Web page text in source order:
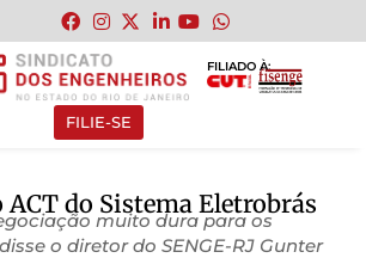
FILIADO À:
FILIE-SE
do Sistema Eletrobrás
muito dura para os
o diretor do SENGE-RJ Gunter